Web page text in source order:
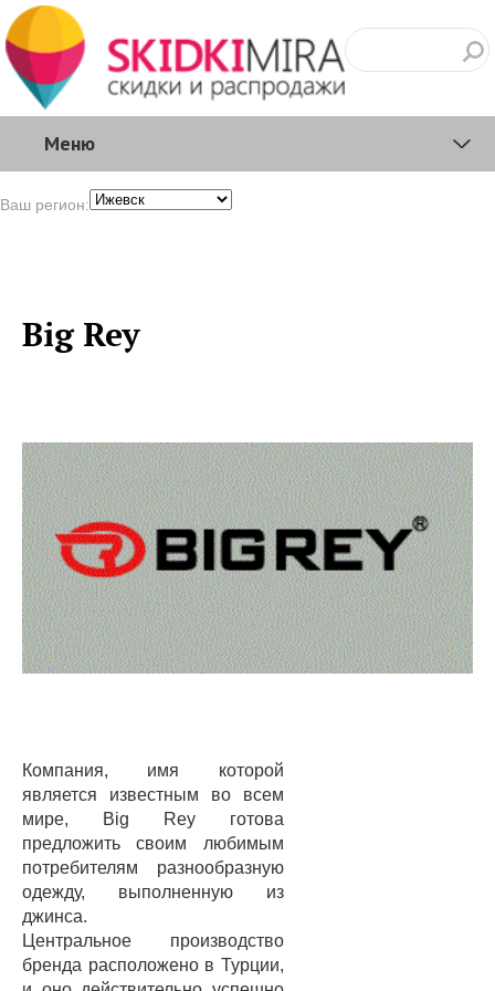
Меню
Ваш регион:
Big Rey
Компания, имя которой
является известным во всем
мире, Big Rey готова
предложить своим любимым
потребителям разнообразную
одежду, выполненную из
джинса.
Центральное производство
бренда расположено в Турции,